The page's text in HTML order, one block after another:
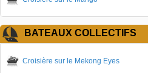
BATEAUX COLLECTIFS
Croisière sur le Mekong Eyes